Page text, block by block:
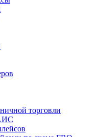
торговли